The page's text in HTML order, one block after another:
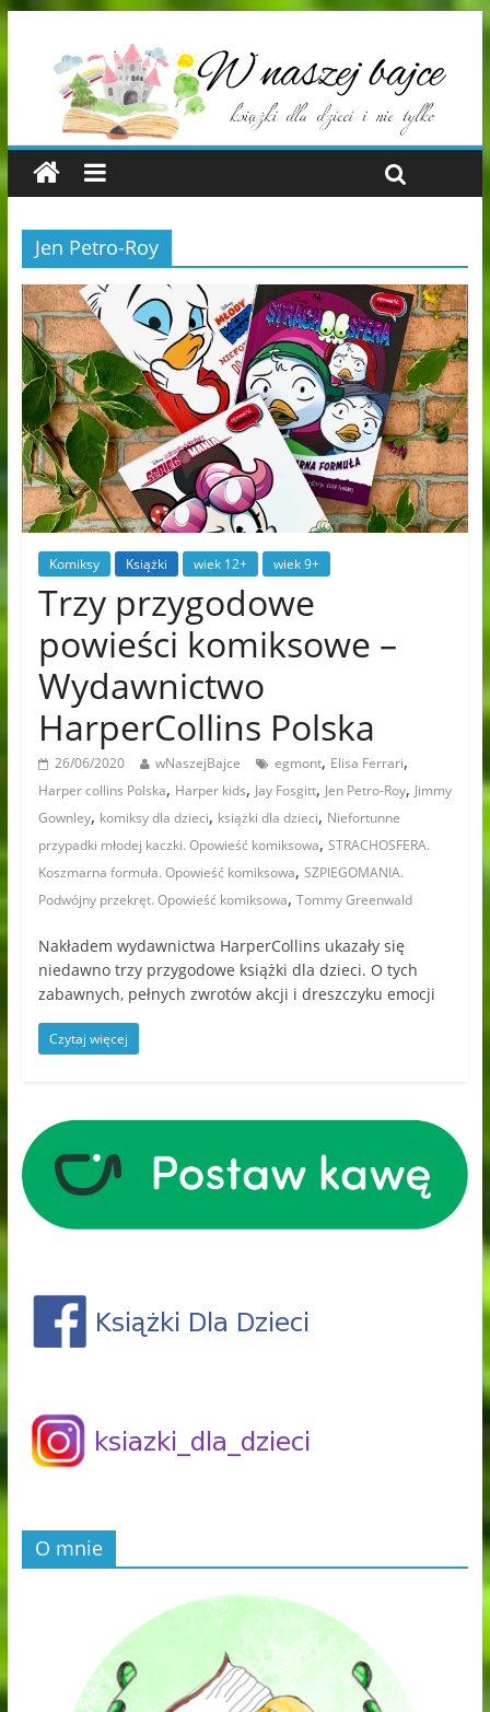
Jen Petro-Roy
Komiksy Książki wiek 12+ wiek 9+
Trzy przygodowe
powieści komiksowe –
Wydawnictwo
HarperCollins Polska
26/06/2020 wNaszejBajce egmont, Elisa Ferrari,
Harper collins Polska, Harper kids, Jay Fosgitt, Jen Petro-Roy, Jimmy
Gownley, komiksy dla dzieci, książki dla dzieci, Niefortunne
przypadki młodej kaczki. Opowieść komiksowa, STRACHOSFERA.
Koszmarna formuła. Opowieść komiksowa, SZPIEGOMANIA.
Podwójny przekręt. Opowieść komiksowa, Tommy Greenwald
Nakładem wydawnictwa HarperCollins ukazały się
niedawno trzy przygodowe książki dla dzieci. O tych
zabawnych, pełnych zwrotów akcji i dreszczyku emocji
Czytaj więcej
O mnie